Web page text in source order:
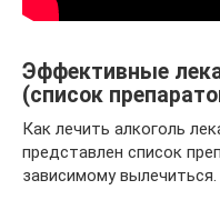
Эффективные
(список
Как лечить алкоголь
представлен список
зависимому вылечиться.